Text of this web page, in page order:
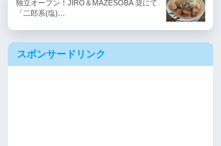
独立オープン！JIRO＆MAZESOBA 奨にて
「二郎系(塩)…
スポンサードリンク